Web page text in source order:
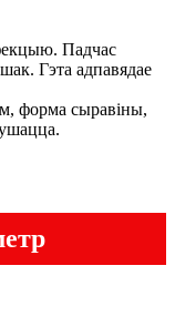
Падчас
Гэта адпавядае
форма сыравіны,